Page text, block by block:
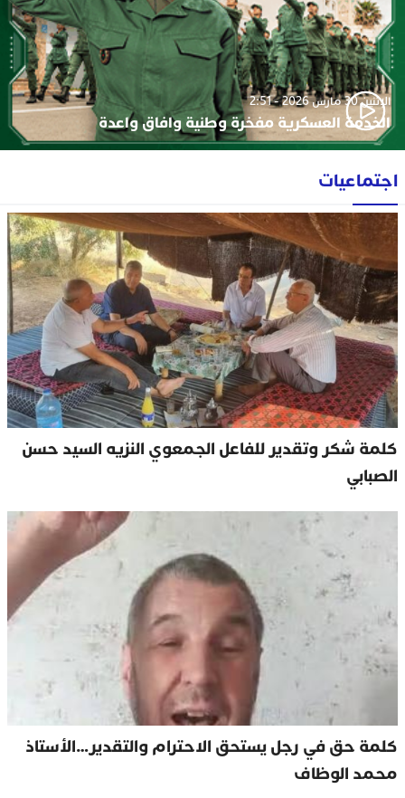
الإثنين 30 مارس 2026 - 2:51
الخدمة العسكرية مفخرة وطنية وافاق واعدة
اجتماعيات
كلمة شكر وتقدير للفاعل الجمعوي النزيه السيد حسن
الصبابي
كلمة حق في رجل يستحق الاحترام والتقدير…الأستاذ
محمد الوظاف